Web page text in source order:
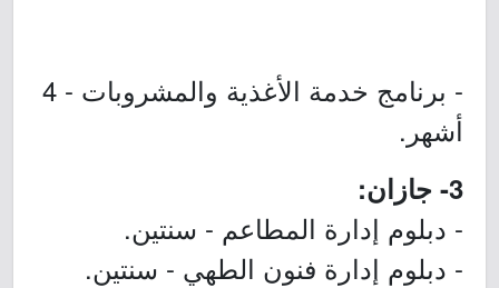
- برنامج خدمة الأغذية والمشروبات - 4
أشهر.
3- جازان:
- دبلوم إدارة المطاعم - سنتين.
- دبلوم إدارة فنون الطهي - سنتين.